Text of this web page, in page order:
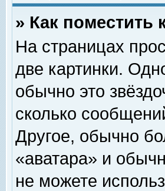
» Как поместить
На страницах
две картинки.
обычно это
сколько
Другое, обычно
«аватара» и
не можете